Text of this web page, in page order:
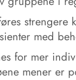
strengere
med
for mer
mener er